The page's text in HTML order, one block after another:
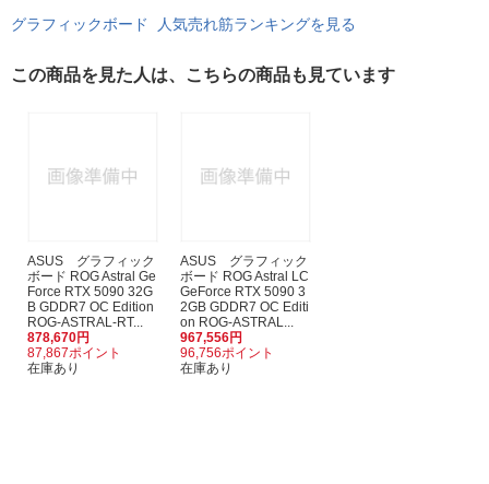
グラフィックボード 人気売れ筋ランキングを見る
この商品を見た人は、こちらの商品も見ています
ASUS グラフィック
ボード ROG Astral Ge
Force RTX 5090 32G
B GDDR7 OC Edition
ROG-ASTRAL-RT...
878,670円
87,867ポイント
在庫あり
ASUS グラフィック
ボード ROG Astral LC
GeForce RTX 5090 3
2GB GDDR7 OC Editi
on ROG-ASTRAL...
967,556円
96,756ポイント
在庫あり